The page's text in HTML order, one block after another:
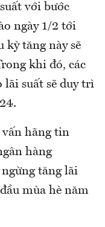
với bước
ngày 1/2 tới
kỳ tăng này sẽ
khi đó, các
lãi suất sẽ duy trì
hãng tin
hàng
tăng lãi
mùa hè năm